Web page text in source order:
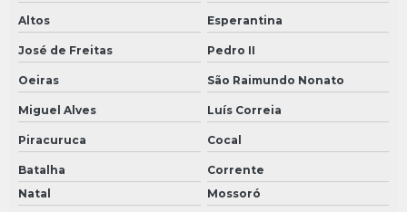
Altos Esperantina
José de Freitas Pedro II
Oeiras São Raimundo Nonato
Miguel Alves Luís Correia
Piracuruca Cocal
Batalha
Corrente
Natal
Mossoró